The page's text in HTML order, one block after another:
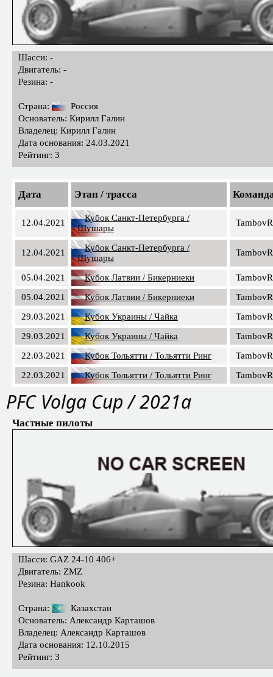
Шасси: -
Двигатель: -
Резина: -
Страна:
Россия
Основатель: Кирилл Галин
Владелец: Кирилл Галин
Дата основания: 24.03.2021
Рейтинг: 3
Дата Этап / трасса
12.04.2021
Кубок Санкт-Петербурга /
Шушары
12.04.2021
Кубок Санкт-Петербурга /
Шушары
05.04.2021 Кубок Латвии / Бикерниеки
05.04.2021
Кубок Латвии / Бикерниеки
29.03.2021
Кубок Украины / Чайка
29.03.2021
Кубок Украины / Чайка
22.03.2021
Кубок Тольятти / Тольятти Ринг
22.03.2021
Кубок Тольятти / Тольятти Ринг
PFС Volga Cup / 2021a
Частные пилоты
Шасси: GAZ 24-10 406+
Двигатель: ZMZ
Резина: Hankook
Страна:
Казахстан
Основатель: Александр Карташов
Владелец: Александр Карташов
Дата основания: 12.10.2015
Рейтинг: 3